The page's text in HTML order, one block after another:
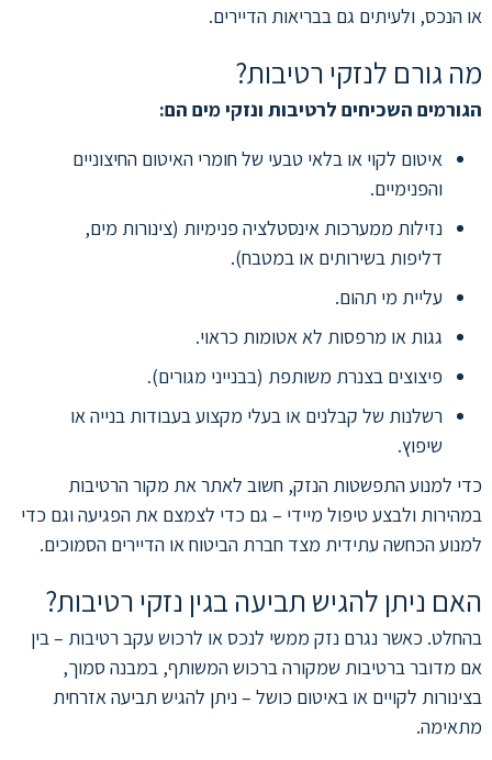
או הנכס, ולעיתים גם בבריאות הדיירים.
מה גורם לנזקי רטיבות?
הגורמים השכיחים לרטיבות ונזקי מים הם:
איטום לקוי או בלאי טבעי של חומרי האיטום החיצוניים
והפנימיים.
נזילות ממערכות אינסטלציה פנימיות (צינורות מים,
דליפות בשירותים או במטבח).
עליית מי תהום.
גגות או מרפסות לא אטומות כראוי.
פיצוצים בצנרת משותפת (בבנייני מגורים).
רשלנות של קבלנים או בעלי מקצוע בעבודות בנייה או
שיפוץ.
כדי למנוע התפשטות הנזק, חשוב לאתר את מקור הרטיבות
במהירות ולבצע טיפול מיידי – גם כדי לצמצם את הפגיעה וגם כדי
למנוע הכחשה עתידית מצד חברת הביטוח או הדיירים הסמוכים.
האם ניתן להגיש תביעה בגין נזקי רטיבות?
בהחלט. כאשר נגרם נזק ממשי לנכס או לרכוש עקב רטיבות – בין
אם מדובר ברטיבות שמקורה ברכוש המשותף, במבנה סמוך,
בצינורות לקויים או באיטום כושל – ניתן להגיש תביעה אזרחית
מתאימה.